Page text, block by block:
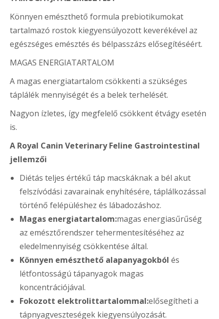
Könnyen emészthető formula prebiotikumokat
tartalmazó rostok kiegyensúlyozott keverékével az
egészséges emésztés és bélpasszázs elősegítéséért.
MAGAS ENERGIATARTALOM
A magas energiatartalom csökkenti a szükséges
táplálék mennyiségét és a belek terhelését.
Nagyon ízletes, így megfelelő csökkent étvágy esetén
is.
A Royal Canin Veterinary Feline Gastrointestinal
jellemzői
Diétás teljes értékű táp macskáknak a bél akut
felszívódási zavarainak enyhítésére, táplálkozással
történő felépüléshez és lábadozáshoz.
Magas energiatartalom:magas energiasűrűség
az emésztőrendszer tehermentesítéséhez az
eledelmennyiség csökkentése által.
Könnyen emészthető alapanyagokból és
létfontosságú tápanyagok magas
koncentrációjával.
Fokozott elektrolittartalommal:elősegítheti a
tápnyagveszteségek kiegyensúlyozását.